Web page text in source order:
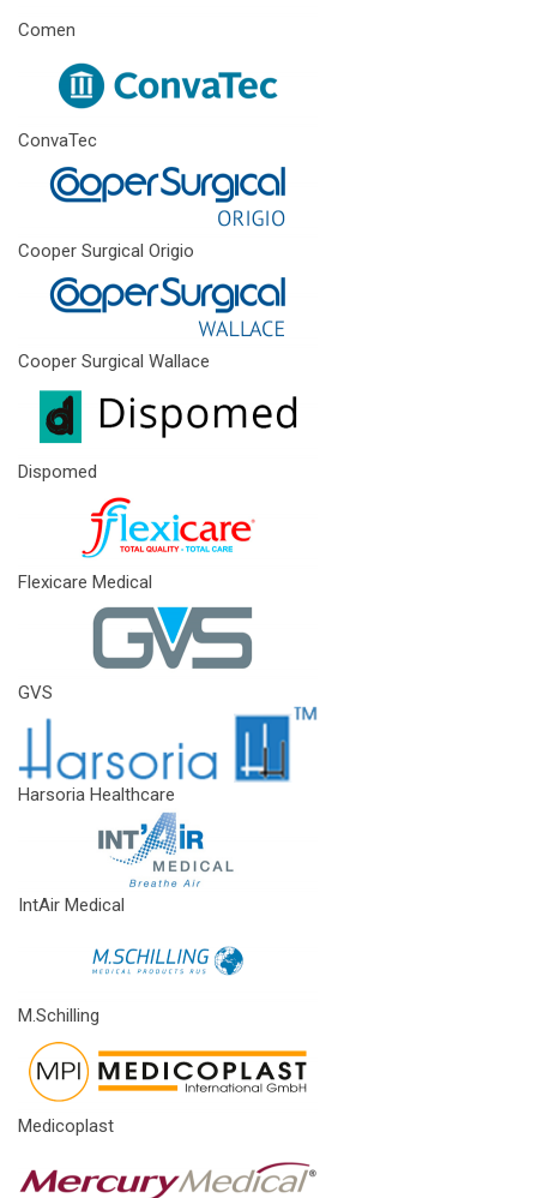
Comen
ConvaTec
Cooper Surgical Origio
Cooper Surgical Wallace
Dispomed
Flexicare Medical
GVS
Harsoria Healthcare
IntAir Medical
M.Schilling
Medicoplast